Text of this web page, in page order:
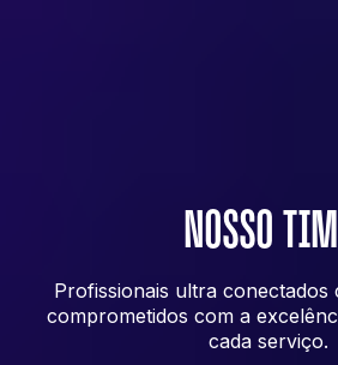
NOSSO
Profissionais ultra conectados
comprometidos com a
cada serviço.